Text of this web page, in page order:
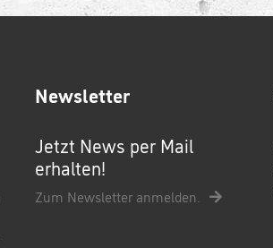
Newsletter
Jetzt News per Mail
erhalten!
Zum Newsletter anmelden.